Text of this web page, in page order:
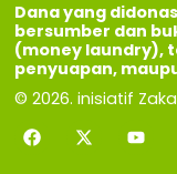
Dana yang
bersumber dan
(money laundry),
penyuapan,
© 2026. inisiatif